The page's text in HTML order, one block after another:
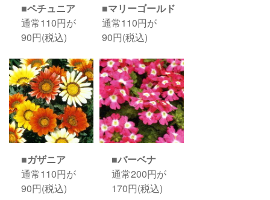
■ペチュニア
通常110円が
90円(税込)
■マリーゴールド
通常110円が
90円(税込)
■ガザニア
通常110円が
90円(税込)
■バーベナ
通常200円が
170円(税込)